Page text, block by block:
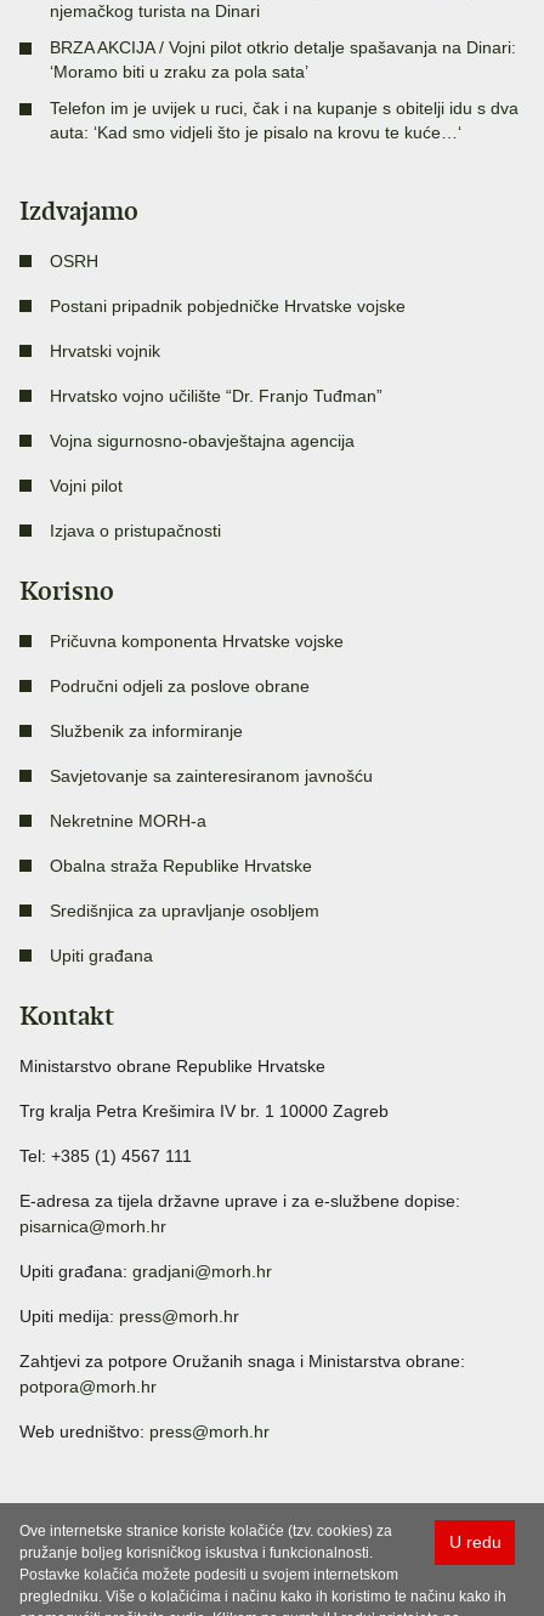
njemačkog turista na Dinari
BRZA AKCIJA / Vojni pilot otkrio detalje spašavanja na Dinari:
‘Moramo biti u zraku za pola sata’
Telefon im je uvijek u ruci, čak i na kupanje s obitelji idu s dva
auta: ‘Kad smo vidjeli što je pisalo na krovu te kuće…‘
Izdvajamo
OSRH
Postani pripadnik pobjedničke Hrvatske vojske
Hrvatski vojnik
Hrvatsko vojno učilište “Dr. Franjo Tuđman”
Vojna sigurnosno-obavještajna agencija
Vojni pilot
Izjava o pristupačnosti
Korisno
Pričuvna komponenta Hrvatske vojske
Područni odjeli za poslove obrane
Službenik za informiranje
Savjetovanje sa zainteresiranom javnošću
Nekretnine MORH-a
Obalna straža Republike Hrvatske
Središnjica za upravljanje osobljem
Upiti građana
Kontakt
Ministarstvo obrane Republike Hrvatske
Trg kralja Petra Krešimira IV br. 1 10000 Zagreb
Tel: +385 (1) 4567 111
E-adresa za tijela državne uprave i za e-službene dopise:
pisarnica@morh.hr
Upiti građana: gradjani@morh.hr
Upiti medija: press@morh.hr
Zahtjevi za potpore Oružanih snaga i Ministarstva obrane:
potpora@morh.hr
Web uredništvo: press@morh.hr
U redu
Ove internetske stranice koriste kolačiće (tzv. cookies) za
pružanje boljeg korisničkog iskustva i funkcionalnosti.
Postavke kolačića možete podesiti u svojem internetskom
pregledniku. Više o kolačićima i načinu kako ih koristimo te načinu kako ih